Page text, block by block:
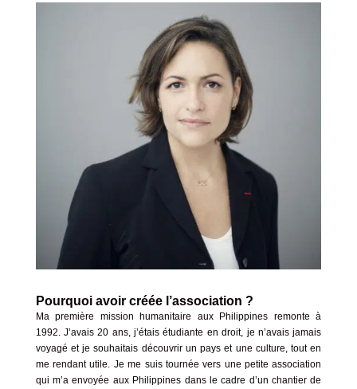
Pourquoi avoir créée l’association ?
Ma première mission humanitaire aux Philippines remonte à
1992.J’avais 20 ans, j’étais étudiante en droit, je n’avais jamais
voyagé et je souhaitais découvrir un pays et une culture, tout en
me rendant utile. Je me suis tournée vers une petite association
qui m’a envoyée aux Philippines dans le cadre d’un chantier de